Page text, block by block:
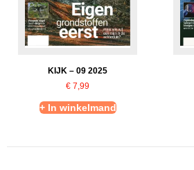
KIJK – 09 2025
€ 7,99
+ In winkelmand